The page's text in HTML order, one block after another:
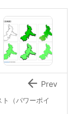
（パワーポイ
 Prev